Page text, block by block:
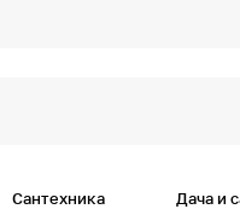
Сантехника Дача и